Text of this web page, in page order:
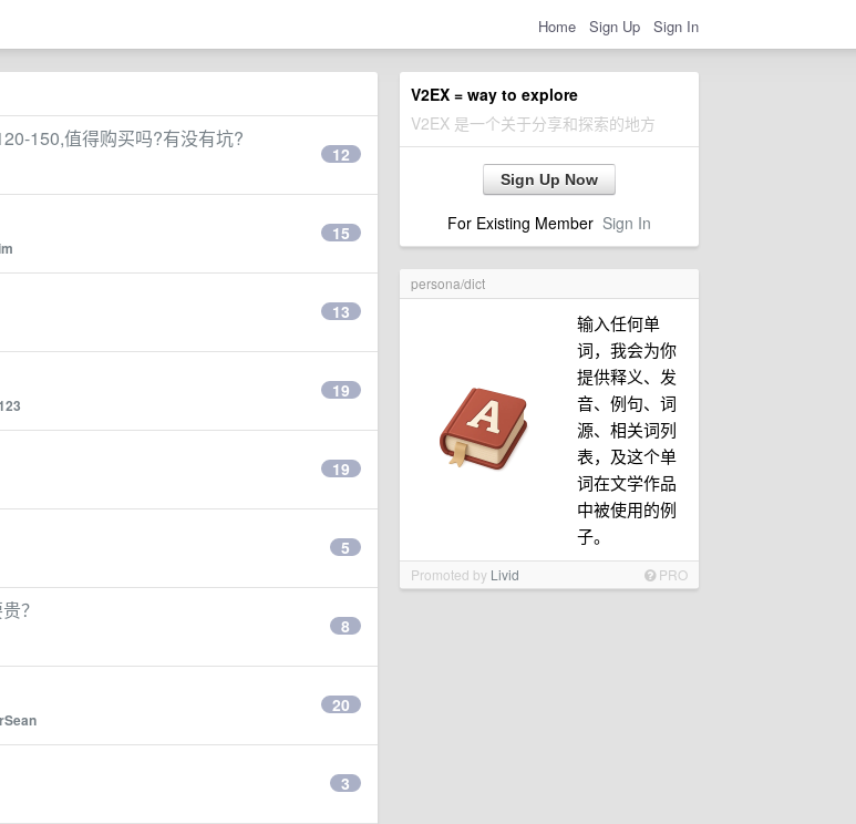
Home Sign Up Sign In
V2EX = way to explore
V2EX 是一个关于分享和探索的地方
Sign Up Now
For Existing Member Sign In
persona/dict
输入任何单
词，我会为你
提供释义、发
音、例句、词
源、相关词列
表，及这个单
词在文学作品
中被使用的例
子。
Promoted by Livid PRO
150,值得购买吗?有没有坑?
12
15
13
19
19
5
？
8
20
3